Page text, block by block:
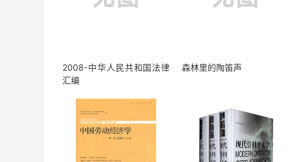
2008-中华人民共和国法律
汇编
森林里的陶笛声